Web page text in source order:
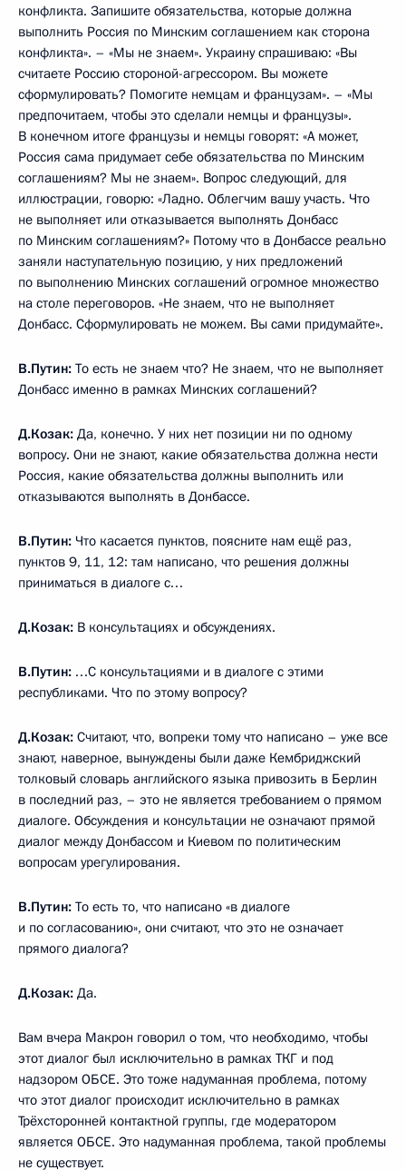
конфликта. Запишите обязательства, которые должна
выполнить Россия по Минским соглашением как сторона
конфликта». – «Мы не знаем». Украину спрашиваю: «Вы
считаете Россию стороной-агрессором. Вы можете
сформулировать? Помогите немцам и французам». – «Мы
предпочитаем, чтобы это сделали немцы и французы».
В конечном итоге французы и немцы говорят: «А может,
Россия сама придумает себе обязательства по Минским
соглашениям? Мы не знаем». Вопрос следующий, для
иллюстрации, говорю: «Ладно. Облегчим вашу участь. Что
не выполняет или отказывается выполнять Донбасс
по Минским соглашениям?» Потому что в Донбассе реально
заняли наступательную позицию, у них предложений
по выполнению Минских соглашений огромное множество
на столе переговоров. «Не знаем, что не выполняет
Донбасс. Сформулировать не можем. Вы сами придумайте».
В.Путин: То есть не знаем что? Не знаем, что не выполняет
Донбасс именно в рамках Минских соглашений?
Д.Козак: Да, конечно. У них нет позиции ни по одному
вопросу. Они не знают, какие обязательства должна нести
Россия, какие обязательства должны выполнить или
отказываются выполнять в Донбассе.
В.Путин: Что касается пунктов, поясните нам ещё раз,
пунктов 9, 11, 12: там написано, что решения должны
приниматься в диалоге с…
Д.Козак: В консультациях и обсуждениях.
В.Путин: …С консультациями и в диалоге с этими
республиками. Что по этому вопросу?
Д.Козак: Считают, что, вопреки тому что написано – уже все
знают, наверное, вынуждены были даже Кембриджский
толковый словарь английского языка привозить в Берлин
в последний раз, – это не является требованием о прямом
диалоге. Обсуждения и консультации не означают прямой
диалог между Донбассом и Киевом по политическим
вопросам урегулирования.
В.Путин: То есть то, что написано «в диалоге
и по согласованию», они считают, что это не означает
прямого диалога?
Д.Козак: Да.
Вам вчера Макрон говорил о том, что необходимо, чтобы
этот диалог был исключительно в рамках ТКГ и под
надзором ОБСЕ. Это тоже надуманная проблема, потому
что этот диалог происходит исключительно в рамках
Трёхсторонней контактной группы, где модератором
является ОБСЕ. Это надуманная проблема, такой проблемы
не существует.